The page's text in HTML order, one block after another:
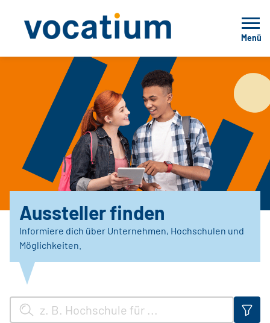
Menü
Aussteller finden
Informiere dich über Unternehmen, Hochschulen und
Möglichkeiten.